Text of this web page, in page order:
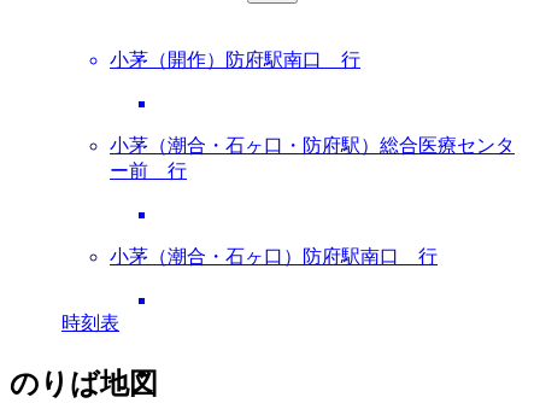
小茅（開作）防府駅南口 行
小茅（潮合・石ヶ口・防府駅）総合医療センタ
ー前 行
小茅（潮合・石ヶ口）防府駅南口 行
時刻表
のりば地図